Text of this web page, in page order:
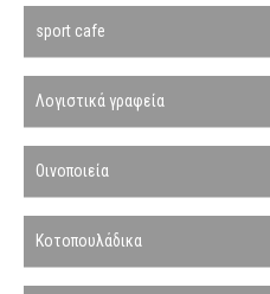
sport cafe
Λογιστικά γραφεία
Οινοποιεία
Κοτοπουλάδικα